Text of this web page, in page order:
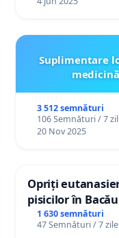
Suplimentare
3 512 semnături
106 Semnături / 7
20 Nov 2025
Opriți
pisicilor în Bacău
1 630 semnături
47 Semnături / 7 zile